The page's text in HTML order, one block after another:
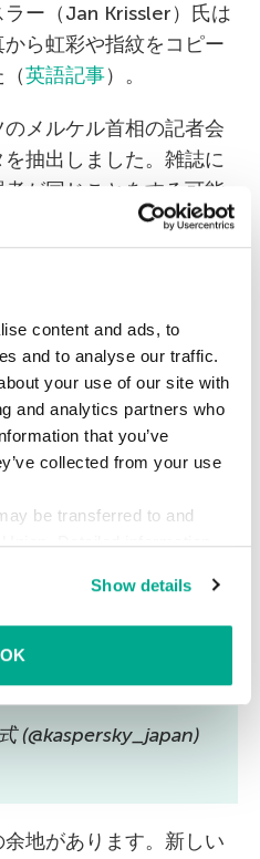
content and ads, to
and to analyse our traffic.
your use of our site with
and analytics partners who
that you’ve
collected from your use
be transferred to and
Detailed information
Show details
OK
ー（Jan Krissler）氏は
ら虹彩や指紋をコピー
英語記事）。
メルケル首相の記者会
抽出しました。雑誌に
が同じことをする可能
ータをコンタクトレンズ
ンシステムを騙せるこ
単です。たとえば、ク
レフカメラと200mmレ
ました。手を撮影した
ミーを作成して実に簡
できます。
い！と考えた人々が
んだガジェットの
t.co/H08XLF0yJF
(@kaspersky_japan)
地があります。新しい